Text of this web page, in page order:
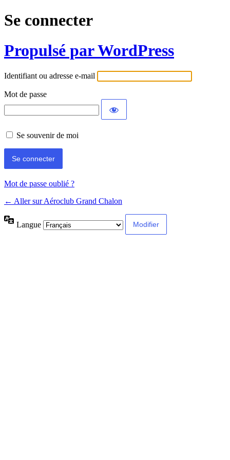
Se connecter
Propulsé par WordPress
Identifiant ou adresse e-mail
Mot de passe
Se souvenir de moi
Mot de passe oublié ?
← Aller sur Aéroclub Grand Chalon
Langue